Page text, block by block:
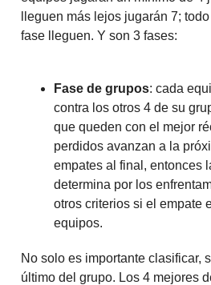
lleguen más lejos jugarán 7;
fase lleguen. Y son 3 fases:
Fase de grupos: cada
contra los otros 4 de su
que queden con el mejor
perdidos avanzan a la
empates al final, entonces
determina por los
otros criterios si el empate
equipos.
No solo es importante clasificar,
último del grupo. Los 4 mejores